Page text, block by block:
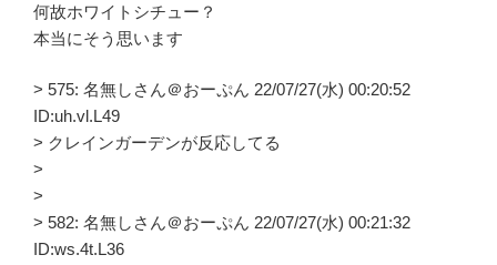
何故ホワイトシチュー？
本当にそう思います
> 575: 名無しさん＠おーぷん 22/07/27(水) 00:20:52
ID:uh.vl.L49
> クレインガーデンが反応してる
>
>
> 582: 名無しさん＠おーぷん 22/07/27(水) 00:21:32
ID:ws.4t.L36